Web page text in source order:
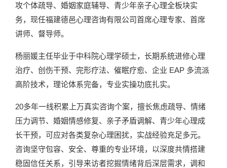
攻个体疏导、婚姻家庭辅导、青少年亲子心理全板块实
务，现任福建德邑心理咨询有限公司首席心理专家、首席
讲师、督导师。
杨丽媛主任毕业于中科院心理学硕士，长期系统进修心理
治疗、创伤干预、完形疗法、催眠疗愈、企业 EAP 多流派
高阶技术，理论体系完备，专业实操功底扎实。
20多年一线积累上万真实咨询个案，擅长焦虑疏导、情绪
压力调节、婚姻情感修复、亲子矛盾调解、青少年心理成
长干预，可应对各类复杂心理困扰，实战经验充足多元。
咨询坚守包容、安全、尊重的专业环境，以深度共情搭建
稳固信任关系，引导来访者挖掘情绪背后深层需求，调和